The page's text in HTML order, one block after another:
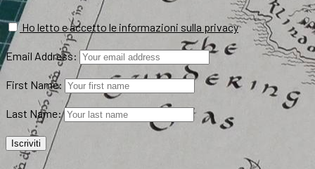
Ho letto e accetto le informazioni sulla privacy
Email Address:
First Name:
Last Name: